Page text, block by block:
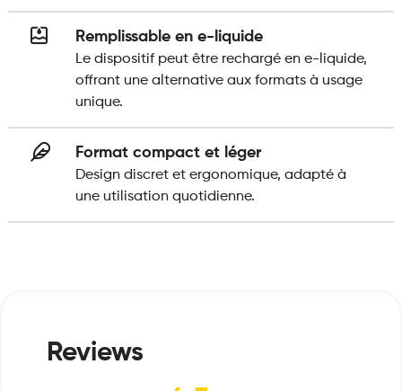
Remplissable en e-liquide
Le dispositif peut être rechargé en e-liquide,
offrant une alternative aux formats à usage
unique.
Format compact et léger
Design discret et ergonomique, adapté à
une utilisation quotidienne.